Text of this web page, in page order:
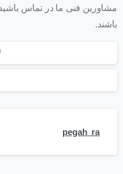
مشاورین فنی ما در تماس باشید
باشند.
pegah_ra